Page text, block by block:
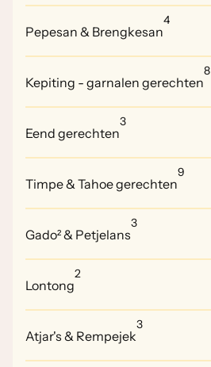
Pepesan & Brengkesan
4
Kepiting - garnalen gerechten
8
Eend gerechten
3
Timpe & Tahoe gerechten
9
Gado² & Petjelans
3
Lontong
2
Atjar's & Rempejek
3